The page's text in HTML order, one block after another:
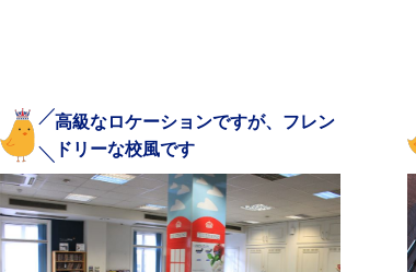
高級なロケーションですが、フレン
ドリーな校風です